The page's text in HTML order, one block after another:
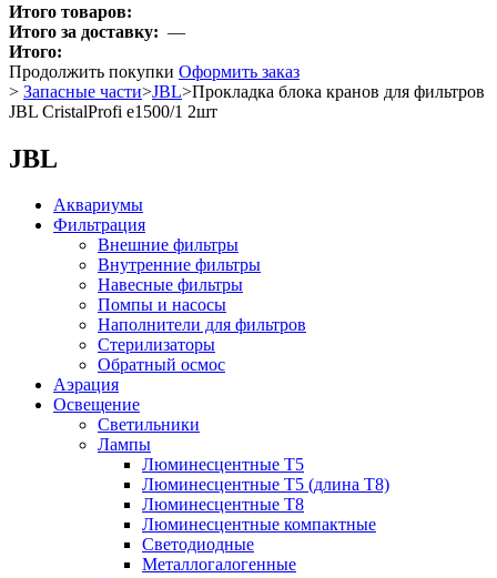
Итого товаров:
Итого за доставку: —
Итого:
Продолжить покупки Оформить заказ
> Запасные части>JBL>Прокладка блока кранов для фильтров
JBL CristalProfi е1500/1 2шт
JBL
Аквариумы
Фильтрация
Внешние фильтры
Внутренние фильтры
Навесные фильтры
Помпы и насосы
Наполнители для фильтров
Стерилизаторы
Обратный осмос
Аэрация
Освещение
Светильники
Лампы
Люминесцентные T5
Люминесцентные T5 (длина T8)
Люминесцентные T8
Люминесцентные компактные
Светодиодные
Металлогалогенные